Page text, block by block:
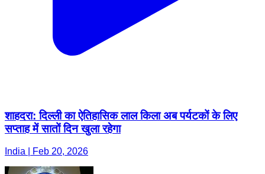
शाहदरा: दिल्ली का ऐतिहासिक लाल किला अब पर्यटकों के लिए
सप्ताह में सातों दिन खुला रहेगा
India | Feb 20, 2026